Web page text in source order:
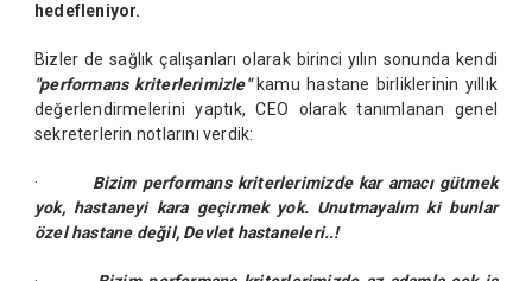
hedefleniyor.
Bizler de sağlık çalışanları olarak birinci yılın sonunda kendi
"performans kriterlerimizle"kamu hastane birliklerinin yıllık
değerlendirmelerini yaptık, CEO olarak tanımlanan genel
sekreterlerin notlarını verdik:
· Bizim performans kriterlerimizde kar amacı gütmek
yok, hastaneyi kara geçirmek yok. Unutmayalım ki bunlar
özel hastane değil, Devlet hastaneleri..!